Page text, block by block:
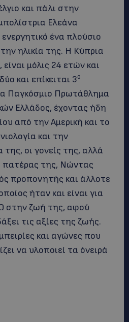
και πάλι στην
Ελεάνα
ένα πλούσιο
ηλικία της. Η Κύπρια
μόλις 24 ετών και
και επίκειται 3ο
Παγκόσμιο Πρωτάθλημα
Ελλάδος, έχοντας ήδη
από την Αμερική και το
και την
της, οι γονείς της, αλλά
πατέρας της, Νώντας
προπονητής και άλλοτε
ήταν και είναι για
Ω στην ζωή της, αφού
τις αξίες της ζωής.
και αγώνες που
να υλοποιεί τα όνειρά